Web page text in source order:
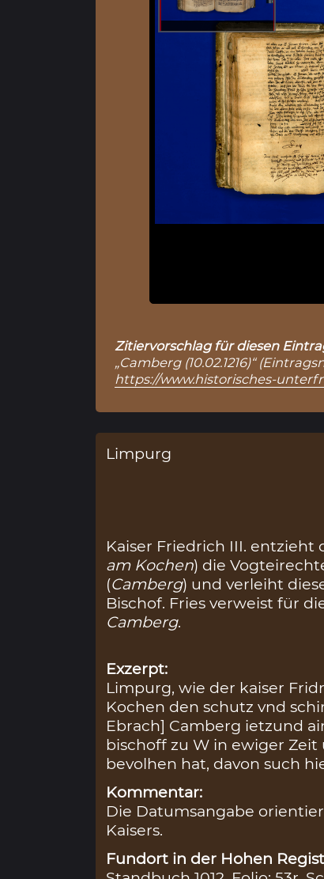
Zitiervorschlag für diesen
„Camberg (10.02.1216)“
https://www.historisches-
Limpurg
Kaiser Friedrich III. entzieht
am Kochen) die
(Camberg) und verleiht
Bischof. Fries verweist für
Camberg.
Exzerpt:
Limpurg, wie der kaiser
Kochen den schutz vnd
Ebrach] Camberg ietzund
bischoff zu W in ewiger
bevolhen hat, davon such
Kommentar:
Die Datumsangabe
Kaisers.
Fundort in der Hohen